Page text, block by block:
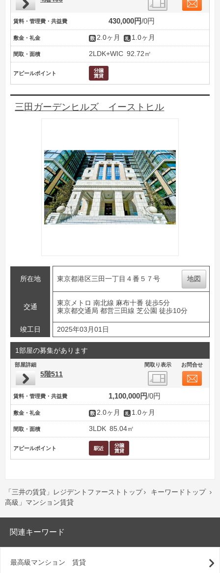
賃料・管理費・共益費 430,000円 0円
敷金・礼金 2.0ヶ月 1.0ヶ月
間取・面積 2LDK+WIC 92.72㎡
アピールポイント
三田ガーデンヒルズ イーストヒル
所在地 東京都港区三田一丁目４番５７号 地図
交通
東京メトロ 南北線 麻布十番 徒歩5分
東京都交通局 都営三田線 芝公園 徒歩10分
竣工日 2025年03月01日
1部屋の募集があります
部屋詳細 間取り表示 お問合せ
5階511
賃料・管理費・共益費 1,100,000円 0円
敷金・礼金 2.0ヶ月 1.0ヶ月
間取・面積 3LDK 85.04㎡
アピールポイント
「三井の賃貸」レジデントファーストトップ  キーワードトップ 
高級」マンション賃貸
関連キーワード
最高級マンション 賃貸